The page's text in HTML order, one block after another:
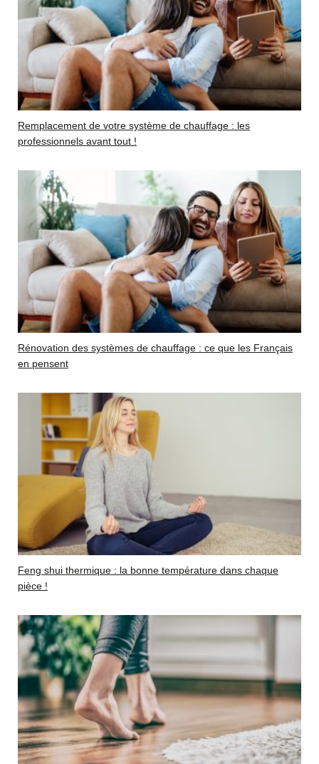
Remplacement de votre système de chauffage : les
professionnels avant tout !
Rénovation des systèmes de chauffage : ce que les Français
en pensent
Feng shui thermique : la bonne température dans chaque
pièce !